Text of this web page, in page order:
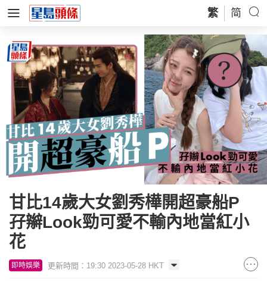
繁 简
甘比14歲大女劉秀樺開超豪船P
孖辮Look勁可愛不輸內地當紅小
花
即時娛樂 更新時間：19:30 2023-05-28 HKT